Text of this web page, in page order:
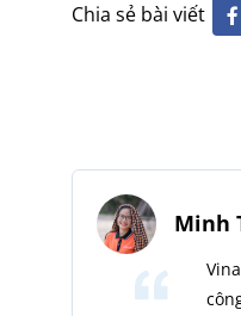
Chia sẻ bài viết
Minh